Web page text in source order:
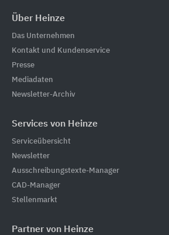
Über Heinze
Das Unternehmen
Kontakt und Kundenservice
Presse
Mediadaten
Newsletter-Archiv
Services von Heinze
Serviceübersicht
Newsletter
Ausschreibungstexte-Manager
CAD-Manager
Stellenmarkt
Partner von Heinze